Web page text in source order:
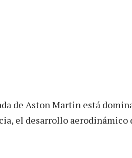
de Aston Martin está
el desarrollo aerodinámico